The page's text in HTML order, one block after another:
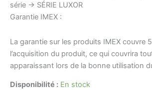
série -> SÉRIE LUXOR
Garantie IMEX :
La garantie sur les produits IMEX couvre
l’acquisition du produit, ce qui couvrira
apparaissant lors de la bonne utilisation
Disponibilité : En stock